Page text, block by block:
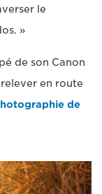
le
»
de son Canon
en route
de